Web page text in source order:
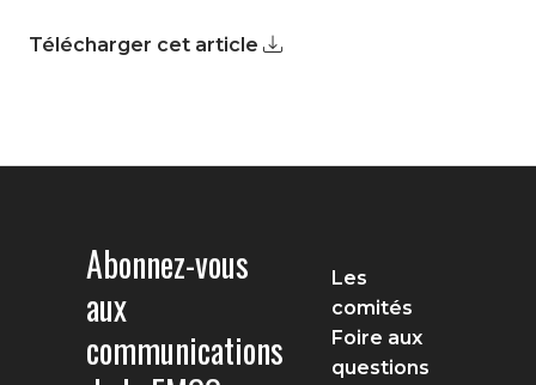
Télécharger cet article
Abonnez-vous
aux
communications
Les
comités
Foire aux
questions